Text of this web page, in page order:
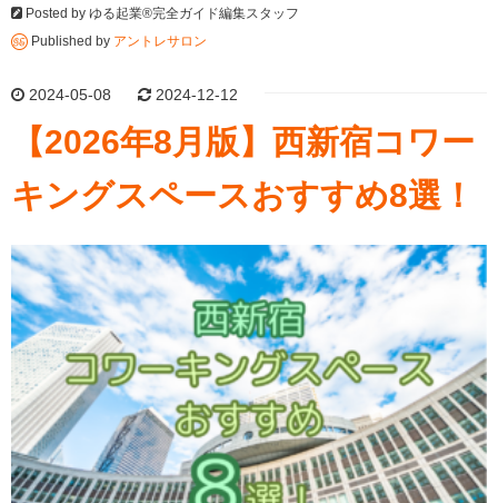
Posted by ゆる起業®完全ガイド編集スタッフ
Published by アントレサロン
2024-05-08 2024-12-12
【2026年8月版】西新宿コワー
キングスペースおすすめ8選！